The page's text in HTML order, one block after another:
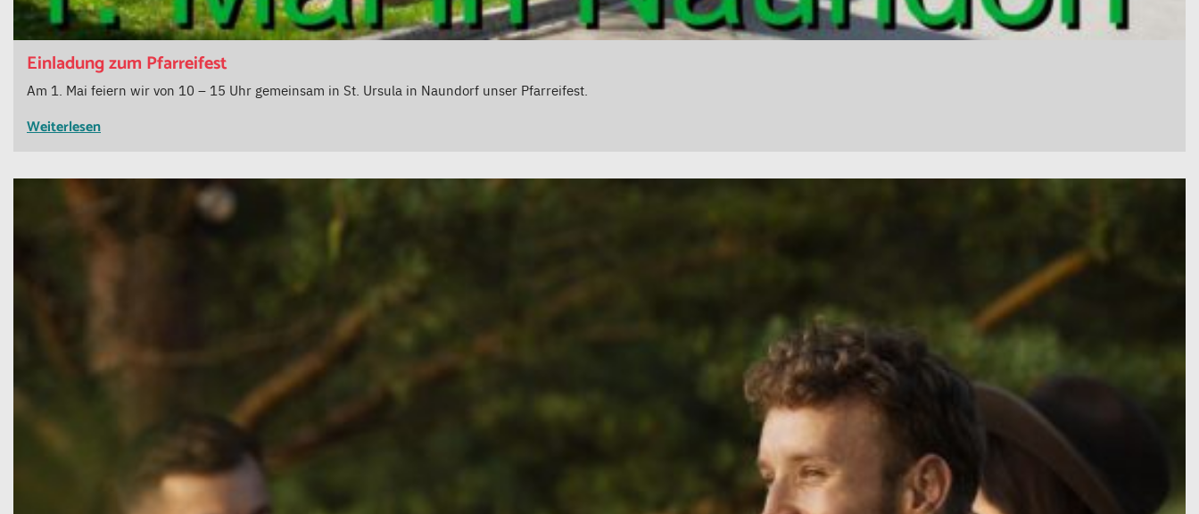
Einladung zum Pfarreifest
Am 1. Mai feiern wir von 10 – 15 Uhr gemeinsam in St. Ursula in Naundorf unser Pfarreifest.
Weiterlesen